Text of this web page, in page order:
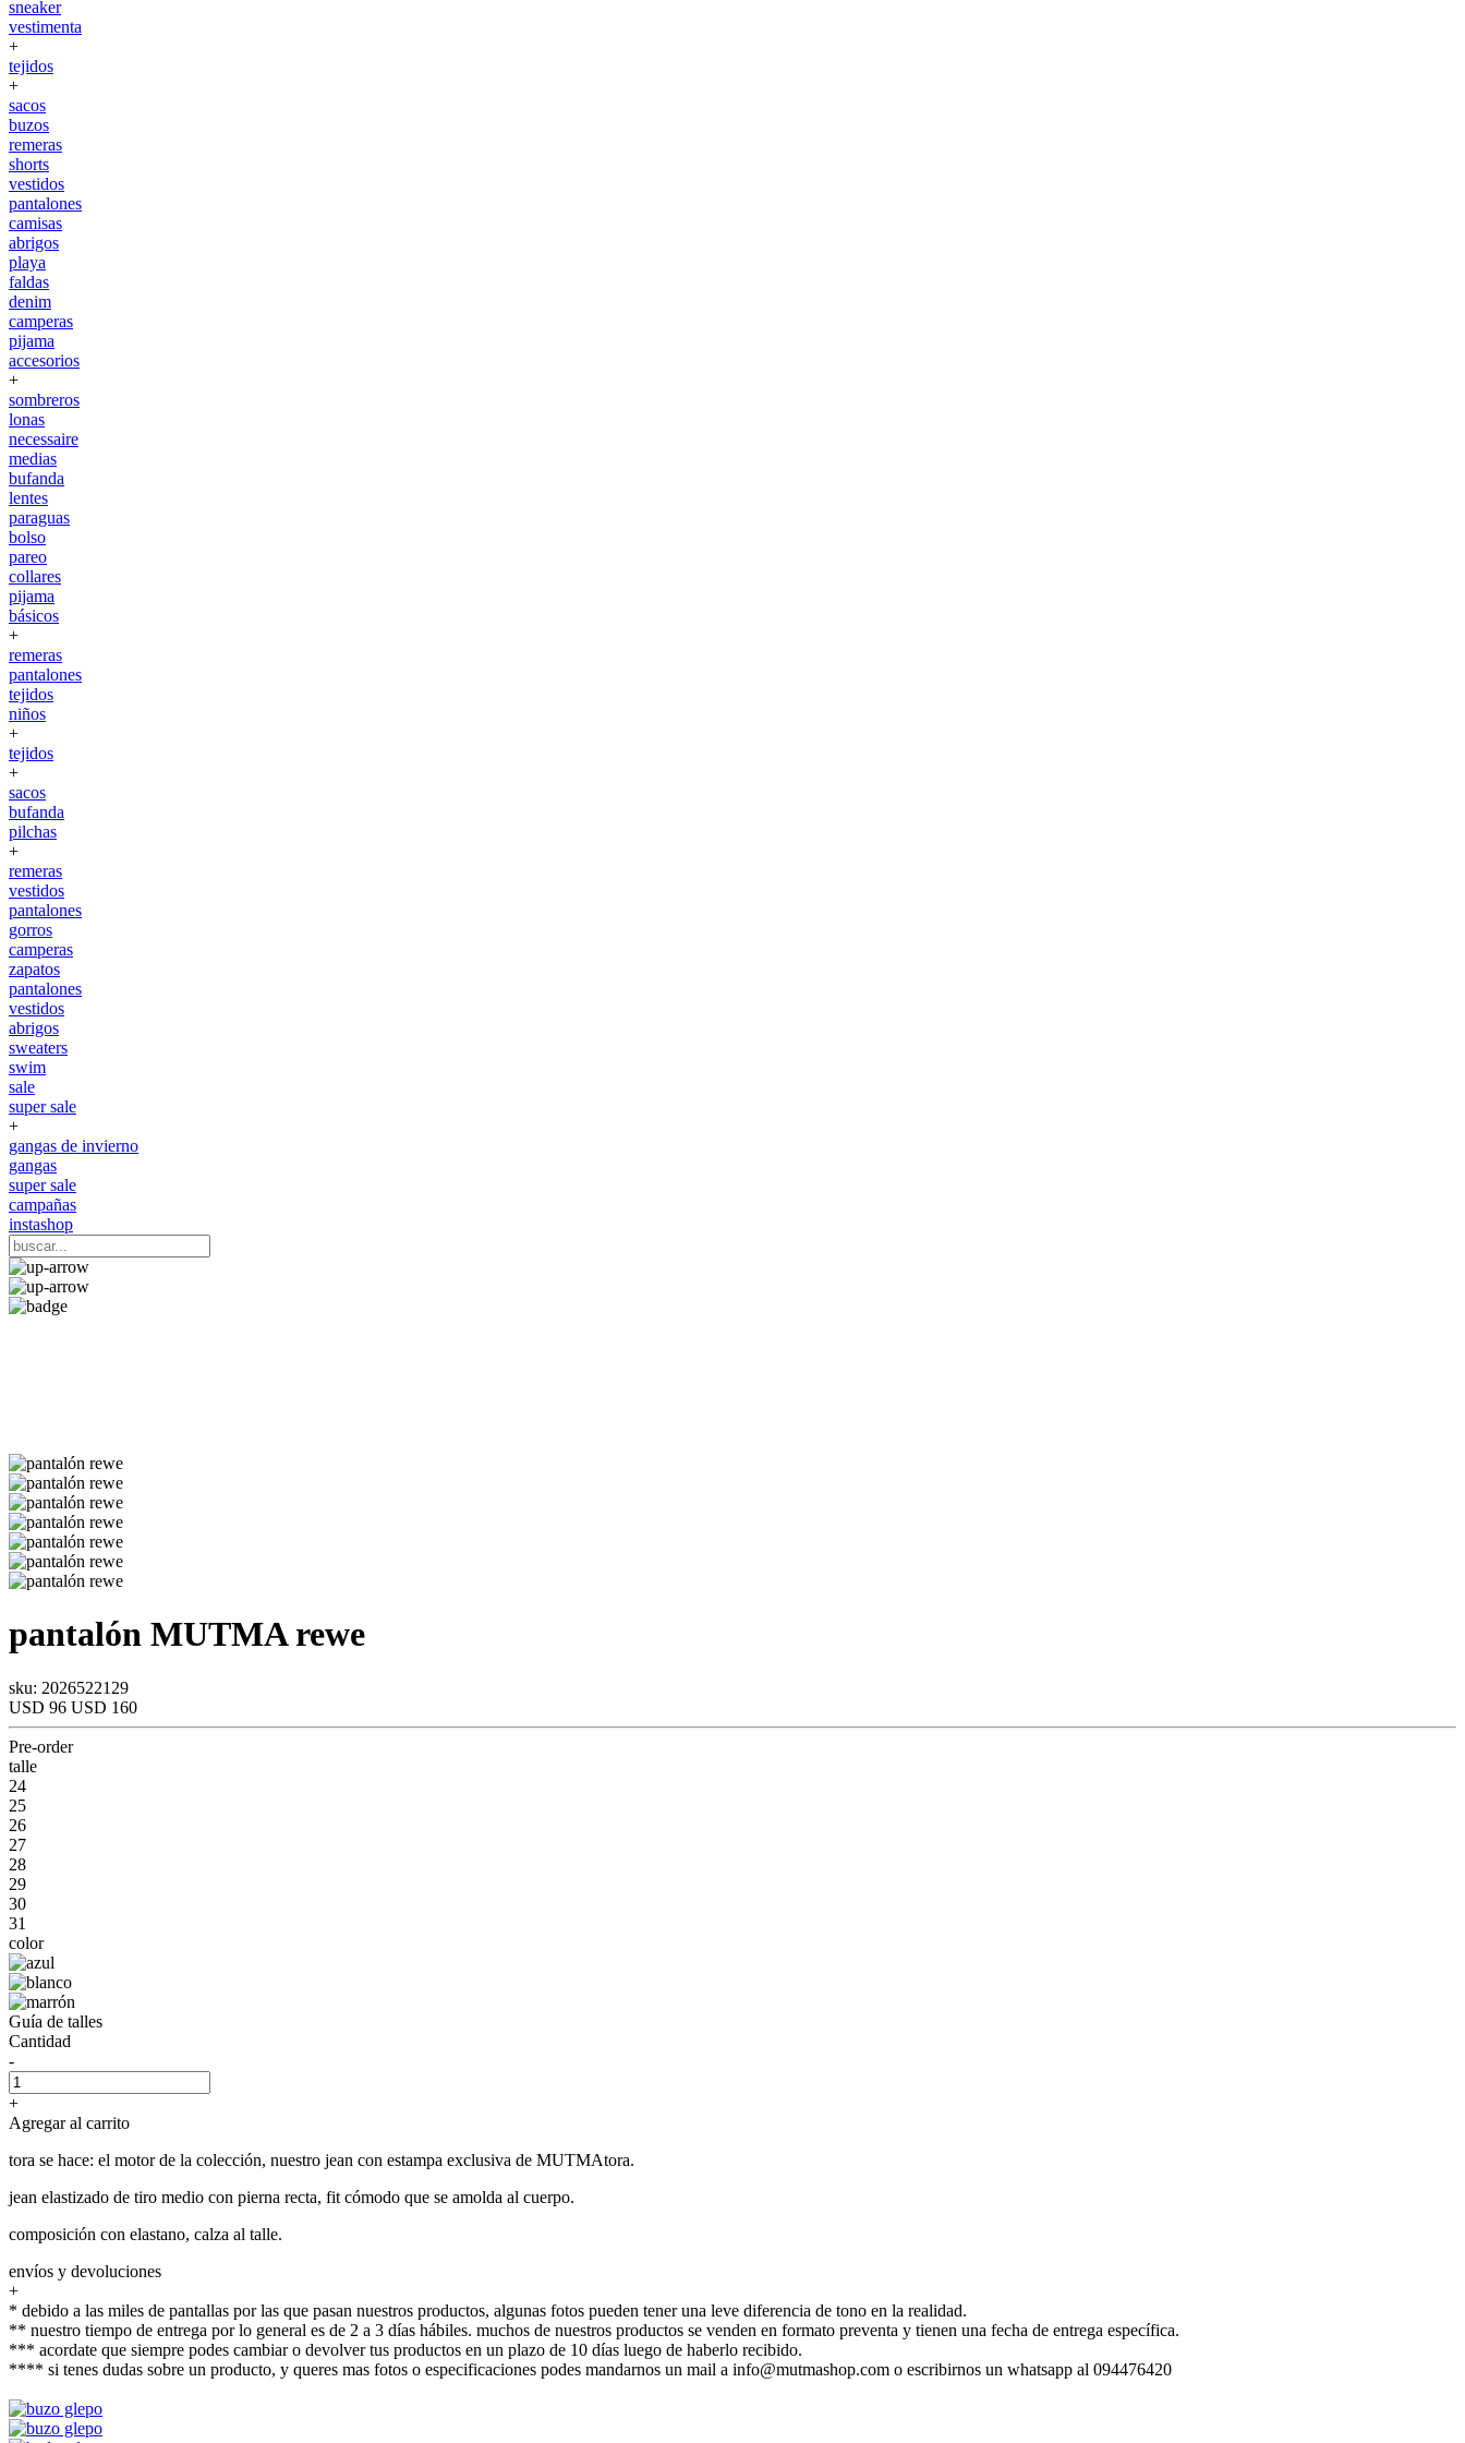
sneaker
vestimenta
+
tejidos
+
sacos
buzos
remeras
shorts
vestidos
pantalones
camisas
abrigos
playa
faldas
denim
camperas
pijama
accesorios
+
sombreros
lonas
necessaire
medias
bufanda
lentes
paraguas
bolso
pareo
collares
pijama
básicos
+
remeras
pantalones
tejidos
niños
+
tejidos
+
sacos
bufanda
pilchas
+
remeras
vestidos
pantalones
gorros
camperas
zapatos
pantalones
vestidos
abrigos
sweaters
swim
sale
super sale
+
gangas de invierno
gangas
super sale
campañas
instashop
pantalón MUTMArewe
sku: 2026522129
USD 96 USD 160
Pre-order
talle
24
25
26
27
28
29
30
31
color
Guía de talles
Cantidad
-
+
Agregar al carrito
tora se hace: el motor de la colección, nuestro jean con estampa exclusiva de MUTMAtora.
jean elastizado de tiro medio con pierna recta, fit cómodo que se amolda al cuerpo.
composición con elastano, calza al talle.
envíos y devoluciones
+
* debido a las miles de pantallas por las que pasan nuestros productos, algunas fotos pueden tener una leve diferencia de tono en la realidad.
** nuestro tiempo de entrega por lo general es de 2 a 3 días hábiles. muchos de nuestros productos se venden en formato preventa y tienen una fecha de entrega específica.
*** acordate que siempre podes cambiar o devolver tus productos en un plazo de 10 días luego de haberlo recibido.
**** si tenes dudas sobre un producto, y queres mas fotos o especificaciones podes mandarnos un mail a info@mutmashop.com o escribirnos un whatsapp al 094476420